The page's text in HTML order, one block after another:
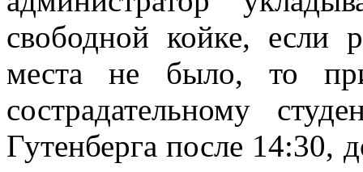
свободной койке, если
места не было, то
сострадательному
Гутенберга после 14:30,